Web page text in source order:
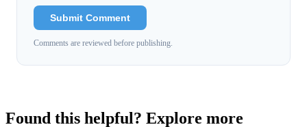
Submit Comment
Comments are reviewed before publishing.
Found this helpful? Explore more